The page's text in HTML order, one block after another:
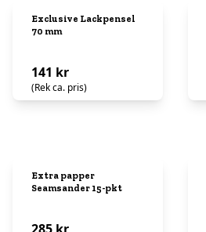
Exclusive Lackpensel
70 mm
141 kr
(Rek ca. pris)
Extra papper
Seamsander 15-pkt